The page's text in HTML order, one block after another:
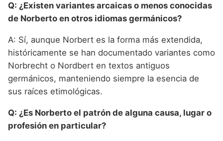
Q: ¿Existen variantes arcaicas o menos conocidas
de Norberto en otros idiomas germánicos?
A: Sí, aunque Norbert es la forma más extendida,
históricamente se han documentado variantes como
Norbrecht o Nordbert en textos antiguos
germánicos, manteniendo siempre la esencia de
sus raíces etimológicas.
Q: ¿Es Norberto el patrón de alguna causa, lugar o
profesión en particular?